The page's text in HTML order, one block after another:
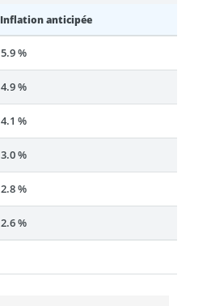
Inflation anticipée
5.9 %
4.9 %
4.1 %
3.0 %
2.8 %
2.6 %